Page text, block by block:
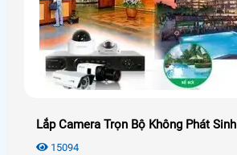
Lắp Camera Trọn Bộ Không Phát Sinh
15094